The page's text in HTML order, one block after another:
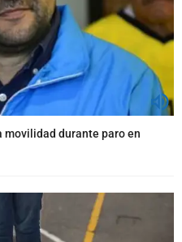
movilidad durante paro en